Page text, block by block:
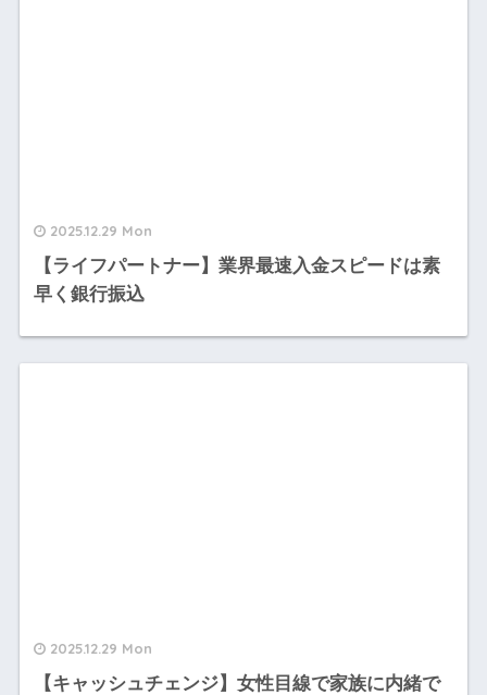
2025.12.29 Mon
【ライフパートナー】業界最速入金スピードは素
早く銀行振込
2025.12.29 Mon
【キャッシュチェンジ】女性目線で家族に内緒で